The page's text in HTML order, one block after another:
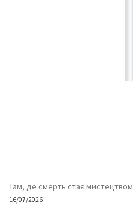
Там, де смерть стає мистецтвом
16/07/2026